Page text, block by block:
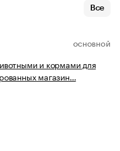
Все
ОСНОВНОЙ
и кормами для
магазин…